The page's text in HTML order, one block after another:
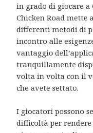
in grado di giocare a
Chicken Road mette
differenti metodi di
incontro alle
vantaggio
tranquillamente
volta in volta con il
che avete settato.
I giocatori possono
difficoltà per